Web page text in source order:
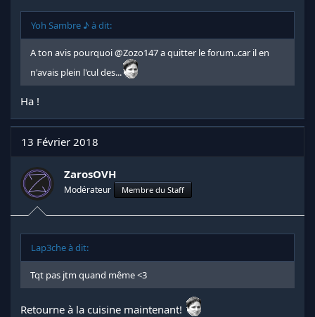
Yoh Sambre ♪ à dit:
A ton avis pourquoi@Zozo147a quitter le forum..car il en
n'avais plein l'cul des...
Ha !
13 Février 2018
ZarosOVH
Modérateur Membre du Staff
Lap3che à dit:
Tqt pas jtm quand même <3
Retourne à la cuisine maintenant!